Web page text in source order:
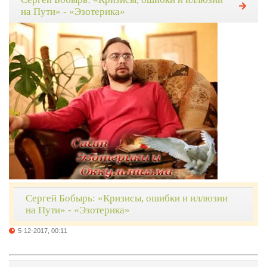
на Пути» - «Эзотерика»
Сергей Бобырь: «Кризисы, ошибки и иллюзии
на Пути» - «Эзотерика»
5-12-2017, 00:11